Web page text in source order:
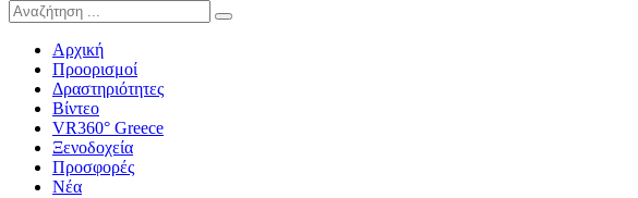
Αρχική
Προορισμοί
Δραστηριότητες
Βίντεο
VR360° Greece
Ξενοδοχεία
Προσφορές
Νέα